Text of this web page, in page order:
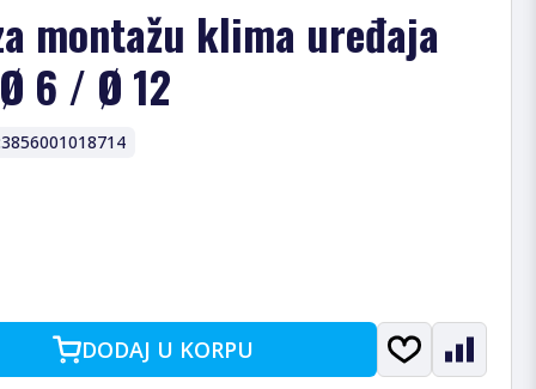
montažu klima uređaja
6 / Ø 12
3856001018714
DODAJ U KORPU